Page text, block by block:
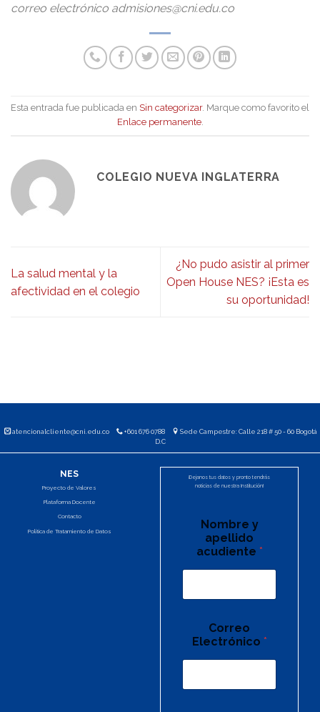
correo electrónico admisiones@cni.edu.co
Esta entrada fue publicada en Sin categorizar. Marque como favorito el
Enlace permanente.
COLEGIO NUEVA INGLATERRA
La salud mental y la
afectividad en el colegio
¿No pudo asistir al primer
Open House NES? ¡Esta es
su oportunidad!
atencionalcliente@cni.edu.co +601 676 0788
Sede Campestre: Calle 218 # 50 - 60 Bogotá
D.C
NES
Proyecto de Valores
Plataforma Docente
Contacto
Política de Tratamiento de Datos
¡Dejanos tus datos y pronto tendrás
noticias de nuestra Institución!
Nombre y
apellido
acudiente *
Correo
Electrónico *